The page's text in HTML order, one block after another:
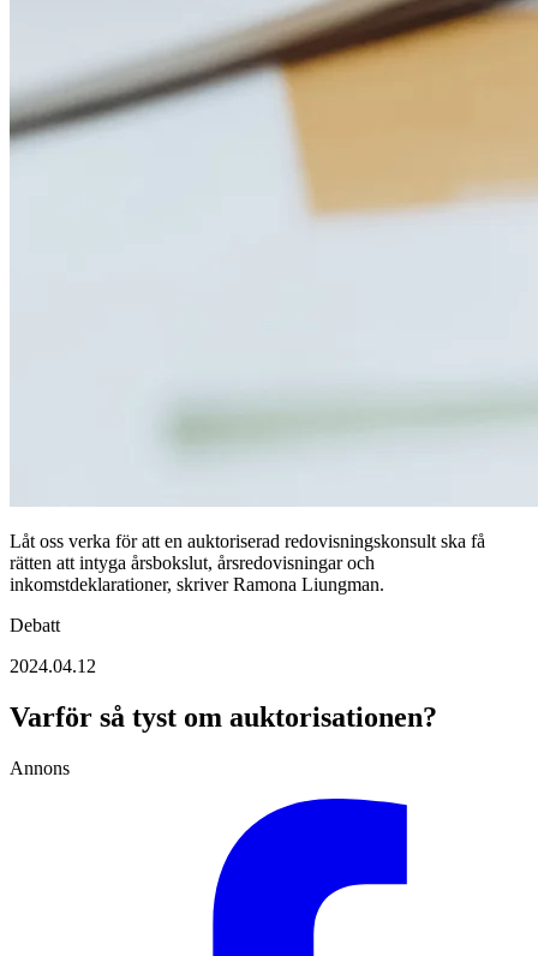
Låt oss verka för att en auktoriserad redovisningskonsult ska få
rätten att intyga årsbokslut, årsredovisningar och
inkomstdeklarationer, skriver Ramona Liungman.
Debatt
2024.04.12
Varför så tyst om auktorisationen?
Annons